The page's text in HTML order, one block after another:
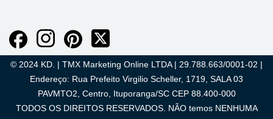
© 2024 KD. | TMX Marketing Online LTDA | 29.788.663/0001-02 |
Endereço: Rua Prefeito Virgilio Scheller, 1719, SALA 03
PAVMTO2, Centro, Ituporanga/SC CEP 88.400-000
TODOS OS DIREITOS RESERVADOS. NÃO temos NENHUMA